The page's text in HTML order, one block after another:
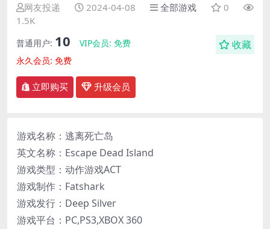
网友投递 2024-04-08 全部游戏
0
1.5K
普通用户: 10 VIP会员: 免费
永久会员: 免费
收藏
立即购买 升级会员
游戏名称：逃离死亡岛
英文名称：Escape Dead Island
游戏类型：动作游戏ACT
游戏制作：Fatshark
游戏发行：Deep Silver
游戏平台：PC,PS3,XBOX 360